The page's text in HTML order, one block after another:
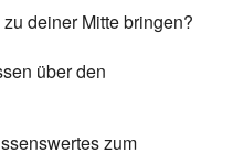
deiner Mitte bringen?
über den
zum